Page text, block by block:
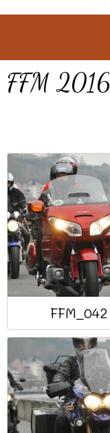
FFM 2016
FFM_042